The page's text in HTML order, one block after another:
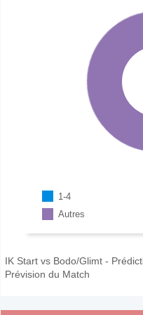
1-4
Autres
IK Start vs Bodo/Glimt -
Prévision du Match